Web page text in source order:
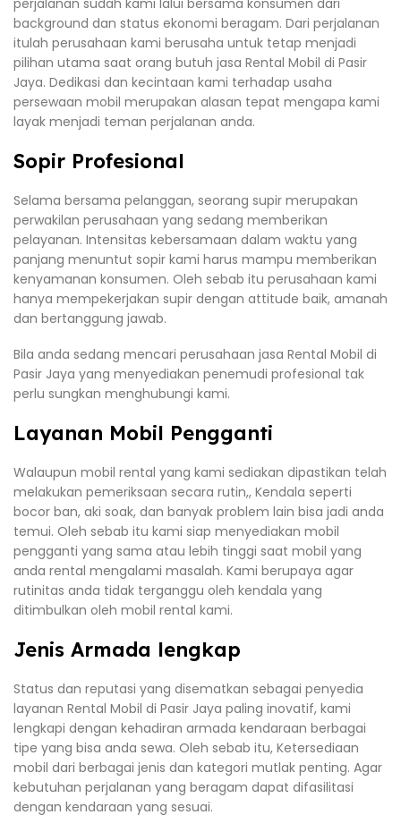
perjalanan sudah kami lalui bersama konsumen dari
background dan status ekonomi beragam. Dari perjalanan
itulah perusahaan kami berusaha untuk tetap menjadi
pilihan utama saat orang butuh jasa Rental Mobil di Pasir
Jaya. Dedikasi dan kecintaan kami terhadap usaha
persewaan mobil merupakan alasan tepat mengapa kami
layak menjadi teman perjalanan anda.
Sopir Profesional
Selama bersama pelanggan, seorang supir merupakan
perwakilan perusahaan yang sedang memberikan
pelayanan. Intensitas kebersamaan dalam waktu yang
panjang menuntut sopir kami harus mampu memberikan
kenyamanan konsumen. Oleh sebab itu perusahaan kami
hanya mempekerjakan supir dengan attitude baik, amanah
dan bertanggung jawab.
Bila anda sedang mencari perusahaan jasa Rental Mobil di
Pasir Jaya yang menyediakan penemudi profesional tak
perlu sungkan menghubungi kami.
Layanan Mobil Pengganti
Walaupun mobil rental yang kami sediakan dipastikan telah
melakukan pemeriksaan secara rutin,, Kendala seperti
bocor ban, aki soak, dan banyak problem lain bisa jadi anda
temui. Oleh sebab itu kami siap menyediakan mobil
pengganti yang sama atau lebih tinggi saat mobil yang
anda rental mengalami masalah. Kami berupaya agar
rutinitas anda tidak terganggu oleh kendala yang
ditimbulkan oleh mobil rental kami.
Jenis Armada lengkap
Status dan reputasi yang disematkan sebagai penyedia
layanan Rental Mobil di Pasir Jaya paling inovatif, kami
lengkapi dengan kehadiran armada kendaraan berbagai
tipe yang bisa anda sewa. Oleh sebab itu, Ketersediaan
mobil dari berbagai jenis dan kategori mutlak penting. Agar
kebutuhan perjalanan yang beragam dapat difasilitasi
dengan kendaraan yang sesuai.